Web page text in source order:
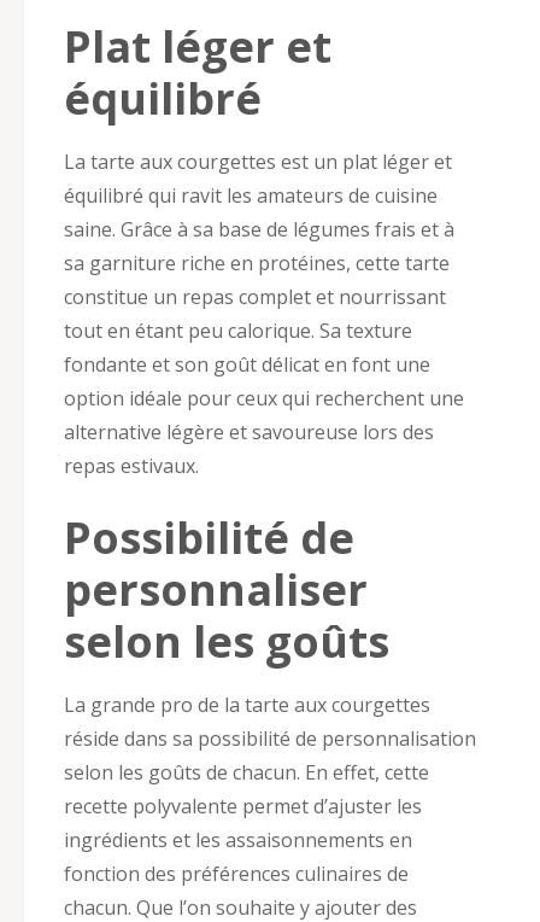
Plat léger et
équilibré
La tarte aux courgettes est un plat léger et
équilibré qui ravit les amateurs de cuisine
saine. Grâce à sa base de légumes frais et à
sa garniture riche en protéines, cette tarte
constitue un repas complet et nourrissant
tout en étant peu calorique. Sa texture
fondante et son goût délicat en font une
option idéale pour ceux qui recherchent une
alternative légère et savoureuse lors des
repas estivaux.
Possibilité de
personnaliser
selon les goûts
La grande pro de la tarte aux courgettes
réside dans sa possibilité de personnalisation
selon les goûts de chacun. En effet, cette
recette polyvalente permet d’ajuster les
ingrédients et les assaisonnements en
fonction des préférences culinaires de
chacun. Que l’on souhaite y ajouter des